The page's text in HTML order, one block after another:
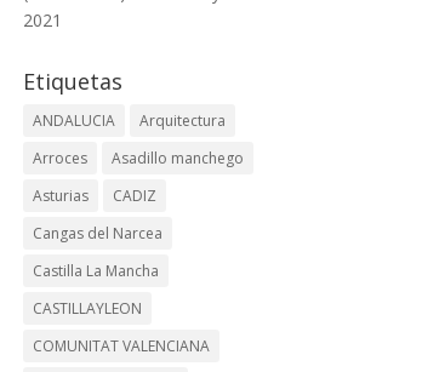
2021
Etiquetas
ANDALUCIA
Arquitectura
Arroces
Asadillo manchego
Asturias
CADIZ
Cangas del Narcea
Castilla La Mancha
CASTILLAYLEON
COMUNITAT VALENCIANA